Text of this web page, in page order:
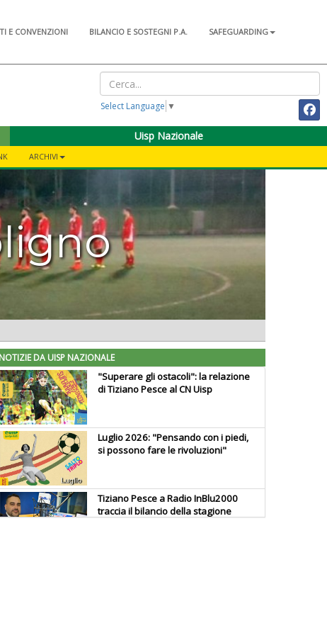
E CONVENZIONI BILANCIO E SOSTEGNI P.A.
SAFEGUARDING
Select Language ▼
Uisp Nazionale
ARCHIVI
NOTIZIE DA UISP NAZIONALE
"Superare gli ostacoli": la relazione
di Tiziano Pesce al CN Uisp
Luglio 2026: "Pensando con i piedi,
si possono fare le rivoluzioni"
Tiziano Pesce a Radio InBlu2000
traccia il bilancio della stagione